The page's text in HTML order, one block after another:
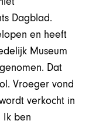
Dagblad.
en heeft
Museum
Dat
Vroeger vond
verkocht in
Ik ben